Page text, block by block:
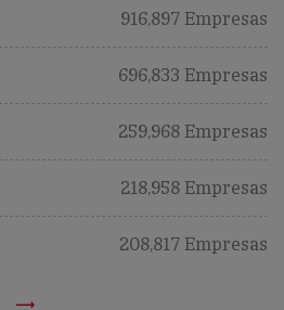
916,897 Empresas
696,833 Empresas
259,968 Empresas
218,958 Empresas
208,817 Empresas